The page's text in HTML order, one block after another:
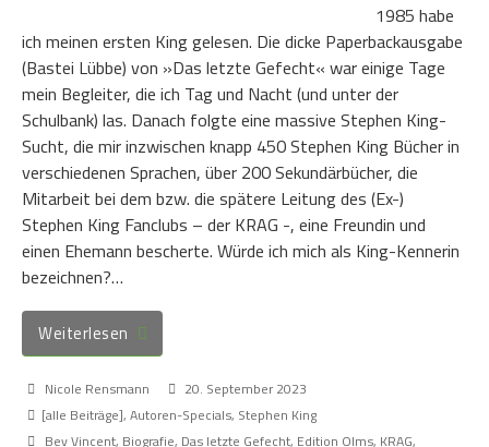
1985 habe
ich meinen ersten King gelesen. Die dicke Paperbackausgabe
(Bastei Lübbe) von »Das letzte Gefecht« war einige Tage
mein Begleiter, die ich Tag und Nacht (und unter der
Schulbank) las. Danach folgte eine massive Stephen King-
Sucht, die mir inzwischen knapp 450 Stephen King Bücher in
verschiedenen Sprachen, über 200 Sekundärbücher, die
Mitarbeit bei dem bzw. die spätere Leitung des (Ex-)
Stephen King Fanclubs – der KRAG -, eine Freundin und
einen Ehemann bescherte. Würde ich mich als King-Kennerin
bezeichnen?…
Weiterlesen
Nicole Rensmann
20. September 2023
[alle Beiträge], Autoren-Specials, Stephen King
Bev Vincent, Biografie, Das letzte Gefecht, Edition Olms, KRAG,